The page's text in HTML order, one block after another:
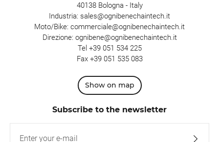
40138 Bologna - Italy
Industria: sales@ognibenechaintech.it
Moto/Bike: commerciale@ognibenechaintech.it
Direzione: ognibene@ognibenechaintech.it
Tel +39 051 534 225
Fax +39 051 535 083
Show on map
Subscribe to the newsletter